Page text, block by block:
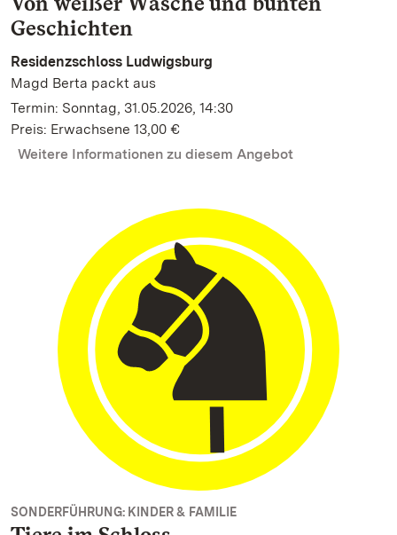
Geschichten
Residenzschloss Ludwigsburg
Magd Berta packt aus
Termin: Sonntag, 31.05.2026, 14:30
Preis: Erwachsene 13,00 €
Weitere Informationen zu diesem Angebot
SONDERFÜHRUNG: KINDER & FAMILIE